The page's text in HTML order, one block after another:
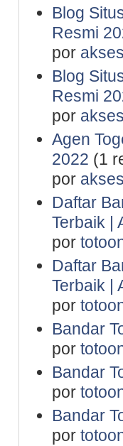
Blog
Resmi
por
Blog
Resmi
por
Agen
2022 (1
por
Daftar
Terbaik |
por
Daftar
Terbaik |
por
Bandar
por
Bandar
por
Bandar
por